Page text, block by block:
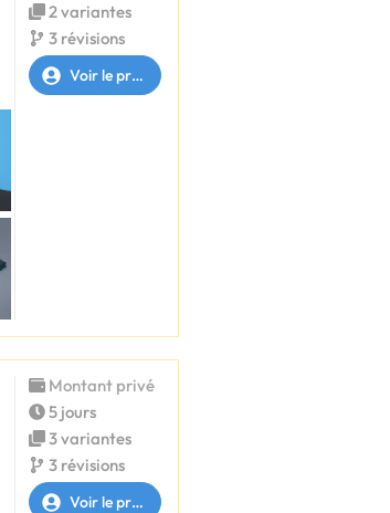
2 variantes
3 révisions
Voir le profil
Montant privé
5 jours
3 variantes
3 révisions
Voir le profil